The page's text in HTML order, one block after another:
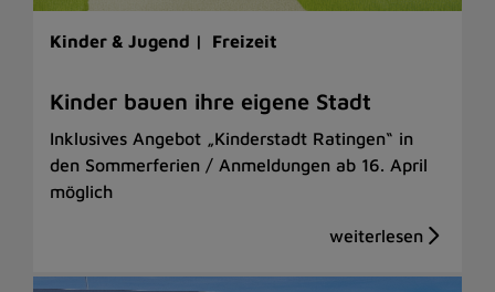
Kinder & Jugend | Freizeit
Kinder bauen ihre eigene Stadt
Inklusives Angebot „Kinderstadt Ratingen“ in
den Sommerferien / Anmeldungen ab 16. April
möglich